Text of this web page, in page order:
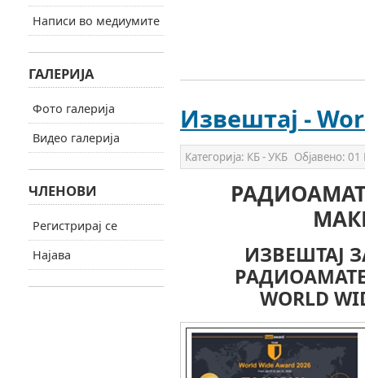
Извештај -
Категорија: КБ - УКБ Објавено: 01
ИЗВЕШТАЈ
WORLD
Написи во медиумите
ГАЛЕРИЈА
Фото галерија
Видео галерија
ЧЛЕНОВИ
Регистрирај се
Најава